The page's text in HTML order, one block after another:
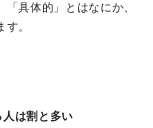
具体的」とはなにか、
。
は割と多い